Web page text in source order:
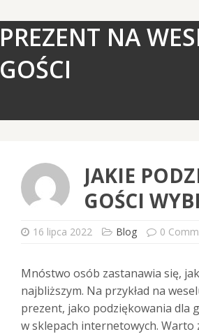
PREZENT NA
GOŚCI
JAKIE
GOŚCI
16 lipca 2022 Blog 0
Mnóstwo osób zastanawia się,
najbliższym. Na przykład na
prezent, jako podziękowania dla
w sklepach internetowych.